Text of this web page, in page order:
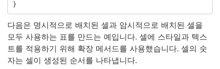
}
다음은 명시적으로 배치된 셀과 암시적으로 배치된 셀을
모두 사용하는 표를 만드는 예입니다. 셀에 스타일과 텍스
트를 적용하기 위해 확장 메서드를 사용했습니다. 셀의 숫
자는 셀이 생성된 순서를 나타냅니다.